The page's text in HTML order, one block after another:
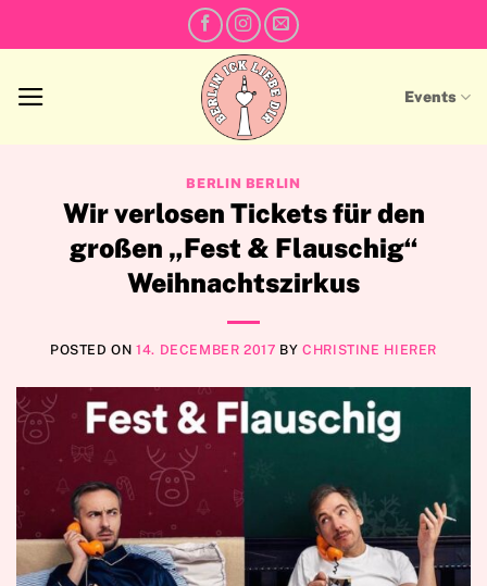
to
Events
BERLIN BERLIN
Wir verlosen Tickets für den
großen „Fest & Flauschig“
Weihnachtszirkus
POSTED ON14. DECEMBER 2017 BYCHRISTINE HIERER